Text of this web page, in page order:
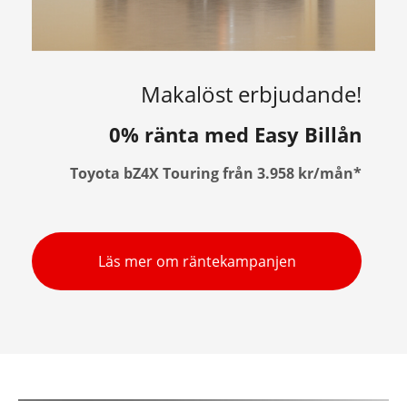
Makalöst erbjudande!
0% ränta med Easy Billån
Toyota bZ4X Touring från 3.958 kr/mån*
Läs mer om räntekampanjen